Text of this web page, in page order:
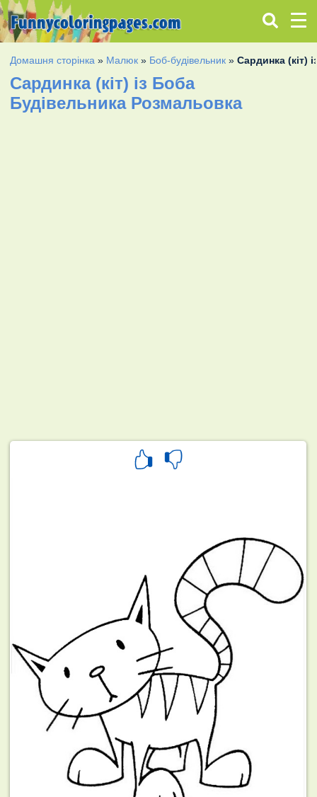
Домашня сторінка » Малюк » Боб-будівельник »Сардинка (кіт)
Сардинка (кіт) із Боба
Будівельника Розмальовка